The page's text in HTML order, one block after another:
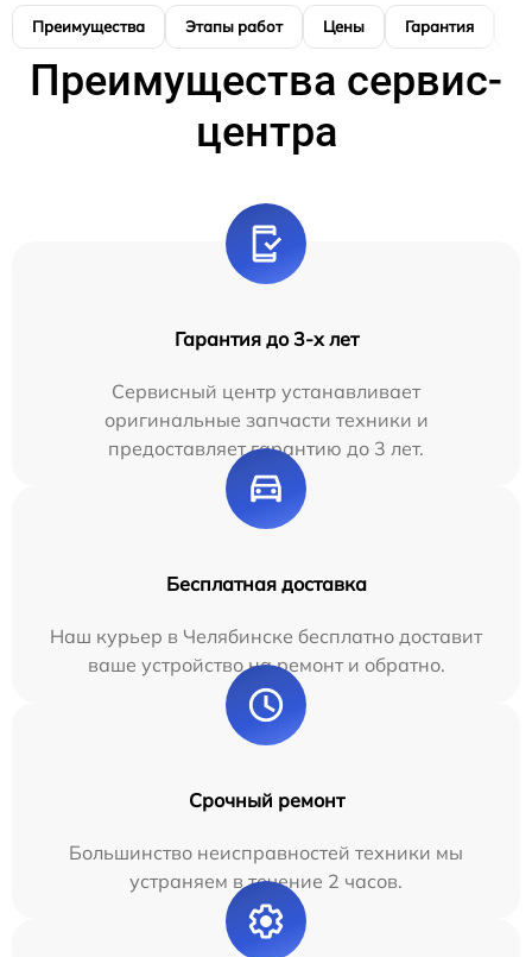
Преимущества Этапы работ Цены Гарантия
Преимущества сервис-
центра
Гарантия до 3-х лет
Сервисный центр устанавливает
оригинальные запчасти техники и
предоставляет гарантию до 3 лет.
Бесплатная доставка
Наш курьер в Челябинске бесплатно доставит
ваше устройство на ремонт и обратно.
Срочный ремонт
Большинство неисправностей техники мы
устраняем в течение 2 часов.